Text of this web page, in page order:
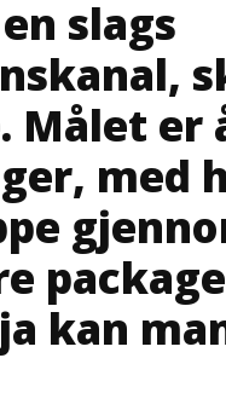
slags
Målet er
med
kan